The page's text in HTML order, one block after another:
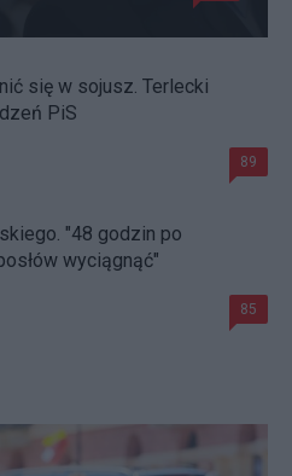
się w sojusz. Terlecki
PiS
89
"48 godzin po
wyciągnąć"
85